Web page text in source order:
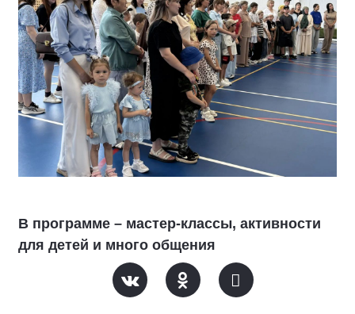
В программе – мастер-классы, активности
для детей и много общения